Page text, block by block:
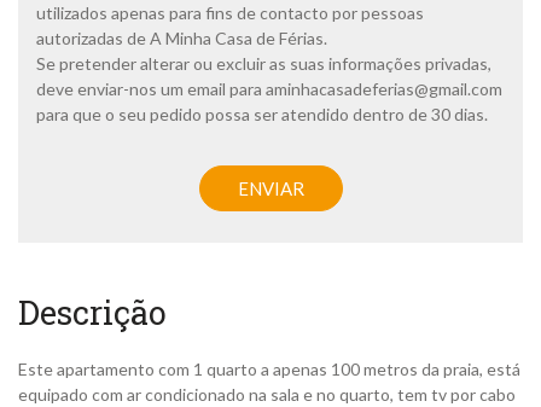
c
a
d
e
p
d
e
utilizados apenas para fins de contacto por pessoas
autorizadas de A Minha Casa de Férias.
Se pretender alterar ou excluir as suas informações privadas,
deve enviar-nos um email para aminhacasadeferias@gmail.com
para que o seu pedido possa ser atendido dentro de 30 dias.
ENVIAR
Descrição
Este apartamento com 1 quarto a apenas 100 metros da praia, está
equipado com ar condicionado na sala e no quarto, tem tv por cabo